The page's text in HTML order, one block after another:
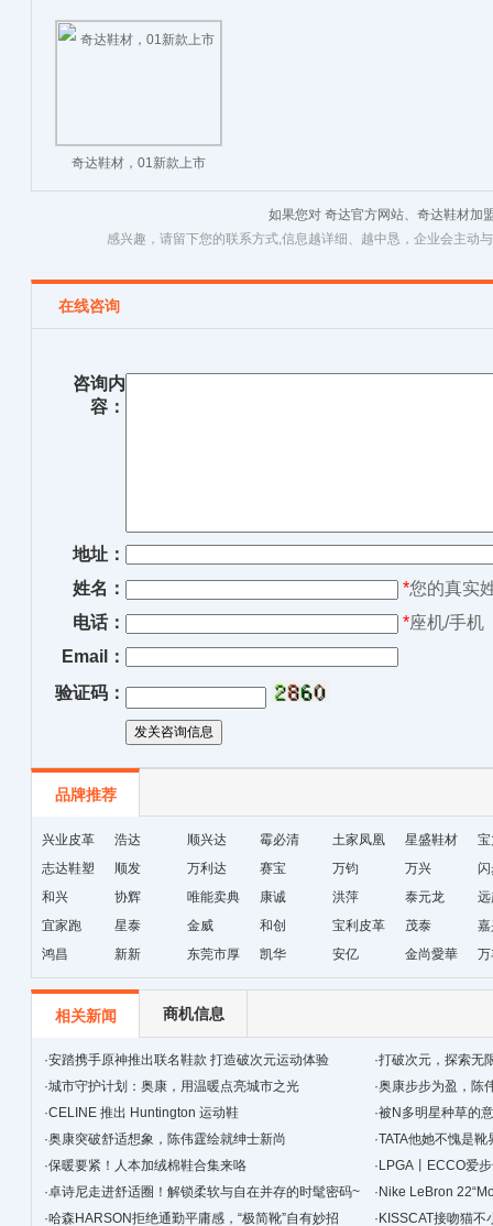
奇达鞋材，01新款上市
如果您对 奇达官方网站、奇达鞋材加
感兴趣，请留下您的联系方式,信息越详细、越中恳，企业会主动
在线咨询
咨询内
容：
地址：
姓名：
*您的真实
电话：
*座机/手机
Email：
验证码：
品牌推荐
兴业皮革 浩达 顺兴达 霉必清
土家凤凰
十字绣鞋
垫厂
星盛鞋材
志达鞋塑
顺发 万利达 赛宝 万钧 万兴
和兴
协辉 唯能卖典 康诚 洪萍 泰元龙
宜家跑
星泰 金威 和创 宝利皮革 茂泰
鸿昌
新新
东莞市厚
街天逸皮
革
凯华 安亿 金尚愛華
相关新闻 商机信息
·安踏携手原神推出联名鞋款 打造破次元运动体验 ·打破次元，探索无
·城市守护计划：奥康，用温暖点亮城市之光 ·奥康步步为盈，陈
·CELINE 推出 Huntington 运动鞋 ·被N多明星种草的
·奥康突破舒适想象，陈伟霆绘就绅士新尚 ·TATA他她不愧是
·保暖要紧！人本加绒棉鞋合集来咯 · LPGA丨ECCO爱
·卓诗尼走进舒适圈！解锁柔软与自在并存的时髦密码~ · Nike LeBron
·哈森HARSON拒绝通勤平庸感，“极简靴”自有妙招 · KISSCAT接吻猫不